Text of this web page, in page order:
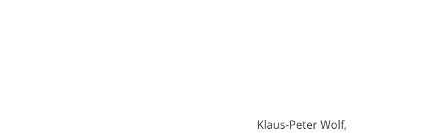
Klaus-Peter Wolf,